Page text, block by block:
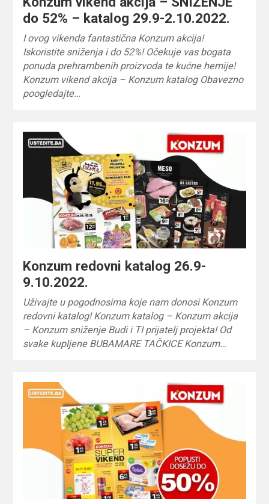
do 52% – katalog 29.9-2.10.2022.
I ovog vikenda fantastična Konzum akcija!
Iskoristite sniženja i do 52%! Očekuje vas bogata
ponuda prehrambenih proizvoda te kućne hemije!
Konzum vikend akcija – Konzum katalog Obavezno
poogledajte…
Konzum redovni katalog 26.9-
9.10.2022.
Uživajte u pogodnosima koje nam donosi Konzum
redovni katalog! Konzum katalog – Konzum akcija
– Konzum sniženje Budi i TI prijatelj projekta! Od
svake kupljene BUBAMARE TAČKICE Konzum…